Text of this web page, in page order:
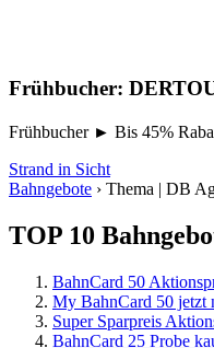
Frühbucher:
Frühbucher ► Bis 45%
Strand in Sicht
Bahngebote › Thema | DB
TOP 10
BahnCard 50
My BahnCard 50 jetzt
Super Sparpreis
BahnCard 25 Probe